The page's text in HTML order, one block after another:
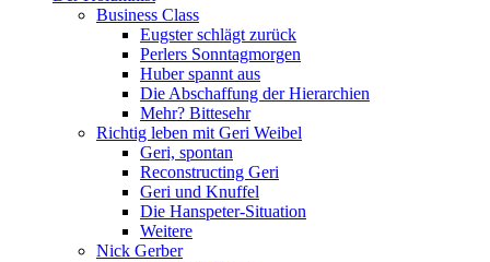
Business Class
Eugster schlägt zurück
Perlers Sonntagmorgen
Huber spannt aus
Die Abschaffung der Hierarchien
Mehr? Bittesehr
Richtig leben mit Geri Weibel
Geri, spontan
Reconstructing Geri
Geri und Knuffel
Die Hanspeter-Situation
Weitere
Nick Gerber